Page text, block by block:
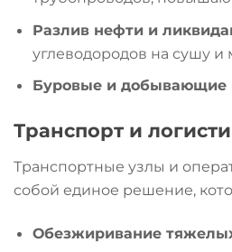
Разлив нефти и
углеводородов на сушу и
Буровые и добывающие
Транспорт и
Транспортные узлы и
собой единое решение,
Обезжиривание